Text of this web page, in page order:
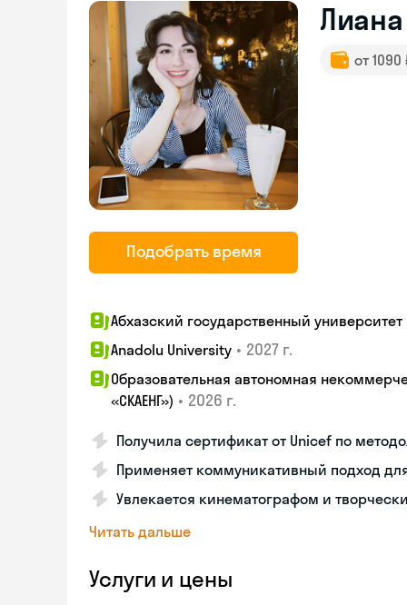
Подобрать время
Лиана
от
Абхазский государственный университет
Anadolu University • 2027 г.
Образовательная автономная
«СКАЕНГ») • 2026 г.
Получила сертификат от Unicef по
Применяет коммуникативный подход
Увлекается кинематографом и
Читать дальше
Услуги и цены